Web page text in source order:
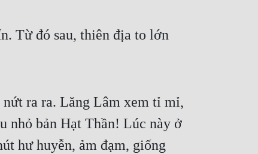
Từ đó sau, thiên địa to lớn
ra ra. Lăng Lâm xem tỉ mỉ,
nhỏ bản Hạt Thần! Lúc này ở
hư huyễn, ảm đạm, giống